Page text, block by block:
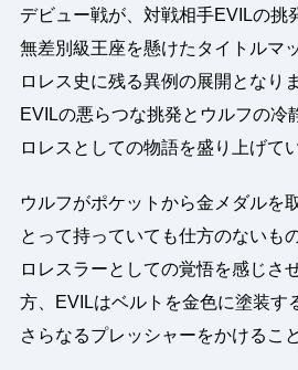
デビュー戦が、対戦相手EVILの挑
無差別級王座を懸けたタイトルマ
ロレス史に残る異例の展開となり
EVILの悪らつな挑発とウルフの冷
ロレスとしての物語を盛り上げて
ウルフがポケットから金メダルを
とって持っていても仕方のないも
ロレスラーとしての覚悟を感じさ
方、EVILはベルトを金色に塗装す
さらなるプレッシャーをかけるこ